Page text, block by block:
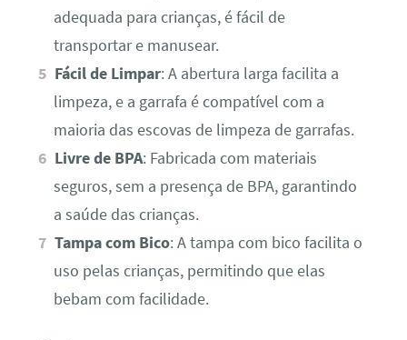
adequada para crianças, é fácil de
transportar e manusear.
Fácil de Limpar: A abertura larga facilita a
limpeza, e a garrafa é compatível com a
maioria das escovas de limpeza de garrafas.
Livre de BPA: Fabricada com materiais
seguros, sem a presença de BPA, garantindo
a saúde das crianças.
Tampa com Bico: A tampa com bico facilita o
uso pelas crianças, permitindo que elas
bebam com facilidade.